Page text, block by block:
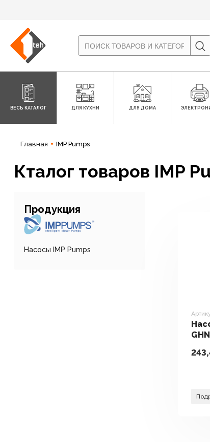
ВЕСЬ КАТАЛОГ ДЛЯ КУХНИ ДЛЯ ДОМА
Главная IMP Pumps
Кталог товаров IMP
Продукция
Насосы IMP Pumps